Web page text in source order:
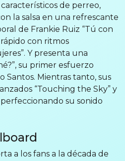
característicos de perreo,
la salsa en una refrescante
de Frankie Ruiz “Tú con
con ritmos
Y presenta una
su primer esfuerzo
Santos. Mientras tanto, sus
“Touching the Sky” y
su sonido
a los fans a la década de